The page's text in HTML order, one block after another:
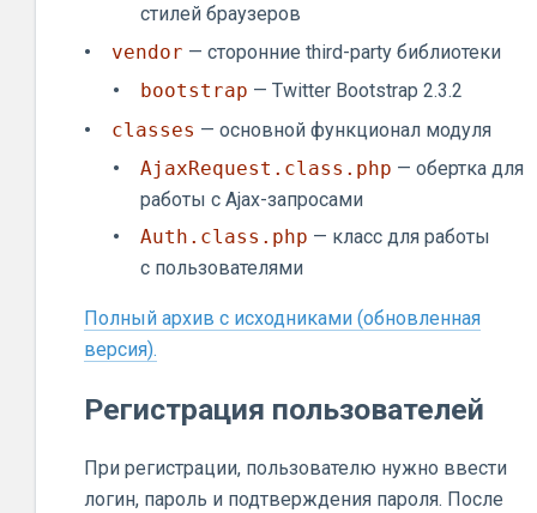
стилей браузеров
vendor — сторонние third-party библиотеки
bootstrap — Twitter Bootstrap 2.3.2
classes — основной функционал модуля
AjaxRequest.class.php — обертка для
работы с Ajax-запросами
Auth.class.php — класс для работы
с пользователями
Полный архив с исходниками (обновленная
версия).
Регистрация пользователей
При регистрации, пользователю нужно ввести
логин, пароль и подтверждения пароля. После